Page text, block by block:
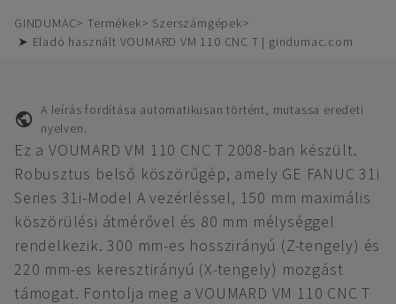
GINDUMAC Termékek
Szerszámgépek
➤ Eladó használt VOUMARD VM 110 CNC T | gindumac.com
A leírás fordítása automatikusan történt, mutassa eredeti
nyelven.
Ez a VOUMARD VM 110 CNC T 2008-ban készült.
Robusztus belső köszörűgép, amely GE FANUC 31i
Series 31i-Model A vezérléssel, 150 mm maximális
köszörülési átmérővel és 80 mm mélységgel
rendelkezik. 300 mm-es hosszirányú (Z-tengely) és
220 mm-es keresztirányú (X-tengely) mozgást
támogat. Fontolja meg a VOUMARD VM 110 CNC T